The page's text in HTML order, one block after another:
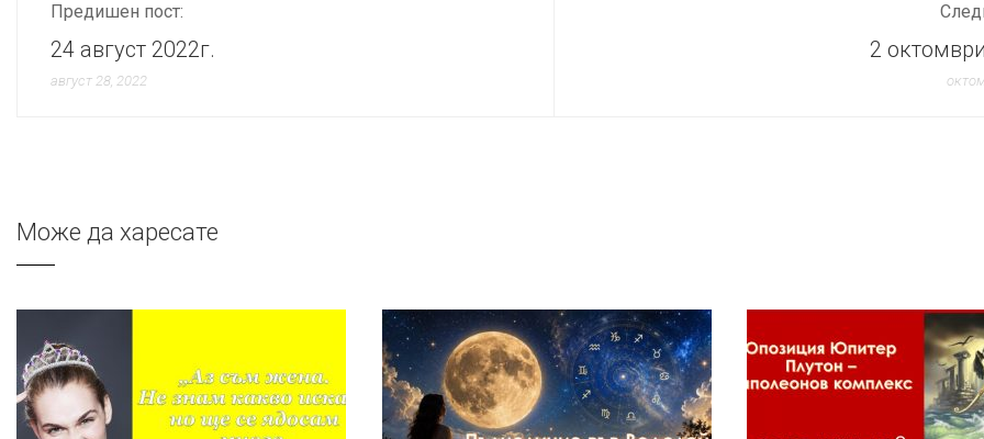
Предишен пост:
24 август 2022г.
август 28, 2022
2
Може да харесате